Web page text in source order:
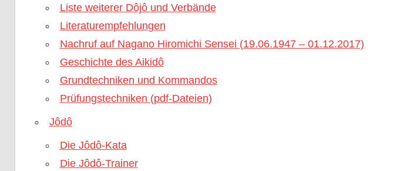
Liste weiterer Dôjô und Verbände
Literaturempfehlungen
Nachruf auf Nagano Hiromichi Sensei (19.06.1947 – 01.12.2017)
Geschichte des Aikidô
Grundtechniken und Kommandos
Prüfungstechniken (pdf-Dateien)
Jôdô
Die Jôdô-Kata
Die Jôdô-Trainer